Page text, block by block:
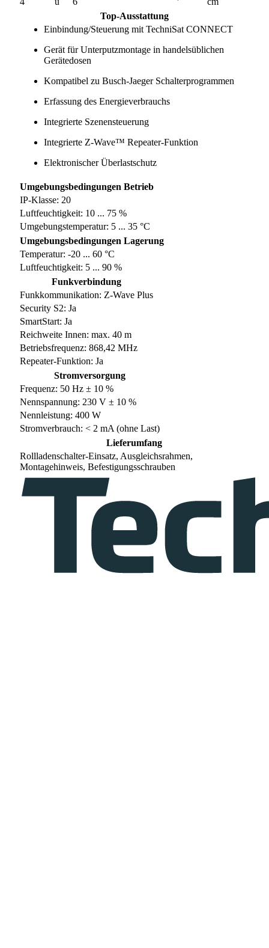
Top-Ausstattung
Einbindung/Steuerung mit TechniSat CONNECT
Gerät für Unterputzmontage in handelsüblichen
Gerätedosen
Kompatibel zu Busch-Jaeger Schalterprogrammen
Erfassung des Energieverbrauchs
Integrierte Szenensteuerung
Integrierte Z-Wave™ Repeater-Funktion
Elektronischer Überlastschutz
Umgebungsbedingungen Betrieb
IP-Klasse: 20
Luftfeuchtigkeit: 10 ... 75 %
Umgebungstemperatur: 5 ... 35 °C
Umgebungsbedingungen Lagerung
Temperatur: -20 ... 60 °C
Luftfeuchtigkeit: 5 ... 90 %
Funkverbindung
Funkkommunikation: Z-Wave Plus
Security S2: Ja
SmartStart: Ja
Reichweite Innen: max. 40 m
Betriebsfrequenz: 868,42 MHz
Repeater-Funktion: Ja
Stromversorgung
Frequenz: 50 Hz ± 10 %
Nennspannung: 230 V ± 10 %
Nennleistung: 400 W
Stromverbrauch: < 2 mA (ohne Last)
Lieferumfang
Rollladenschalter-Einsatz, Ausgleichsrahmen,
Montagehinweis, Befestigungsschrauben